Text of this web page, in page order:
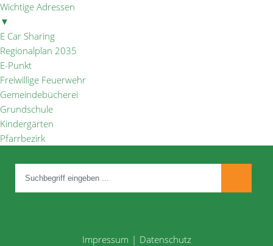
Wichtige Adressen
▼
E Car Sharing
Regionalplan 2035
E-Punkt
Freiwillige Feuerwehr
Gemeindebücherei
Grundschule
Kindergärten
Pfarrbezirk
Impressum Datenschutz